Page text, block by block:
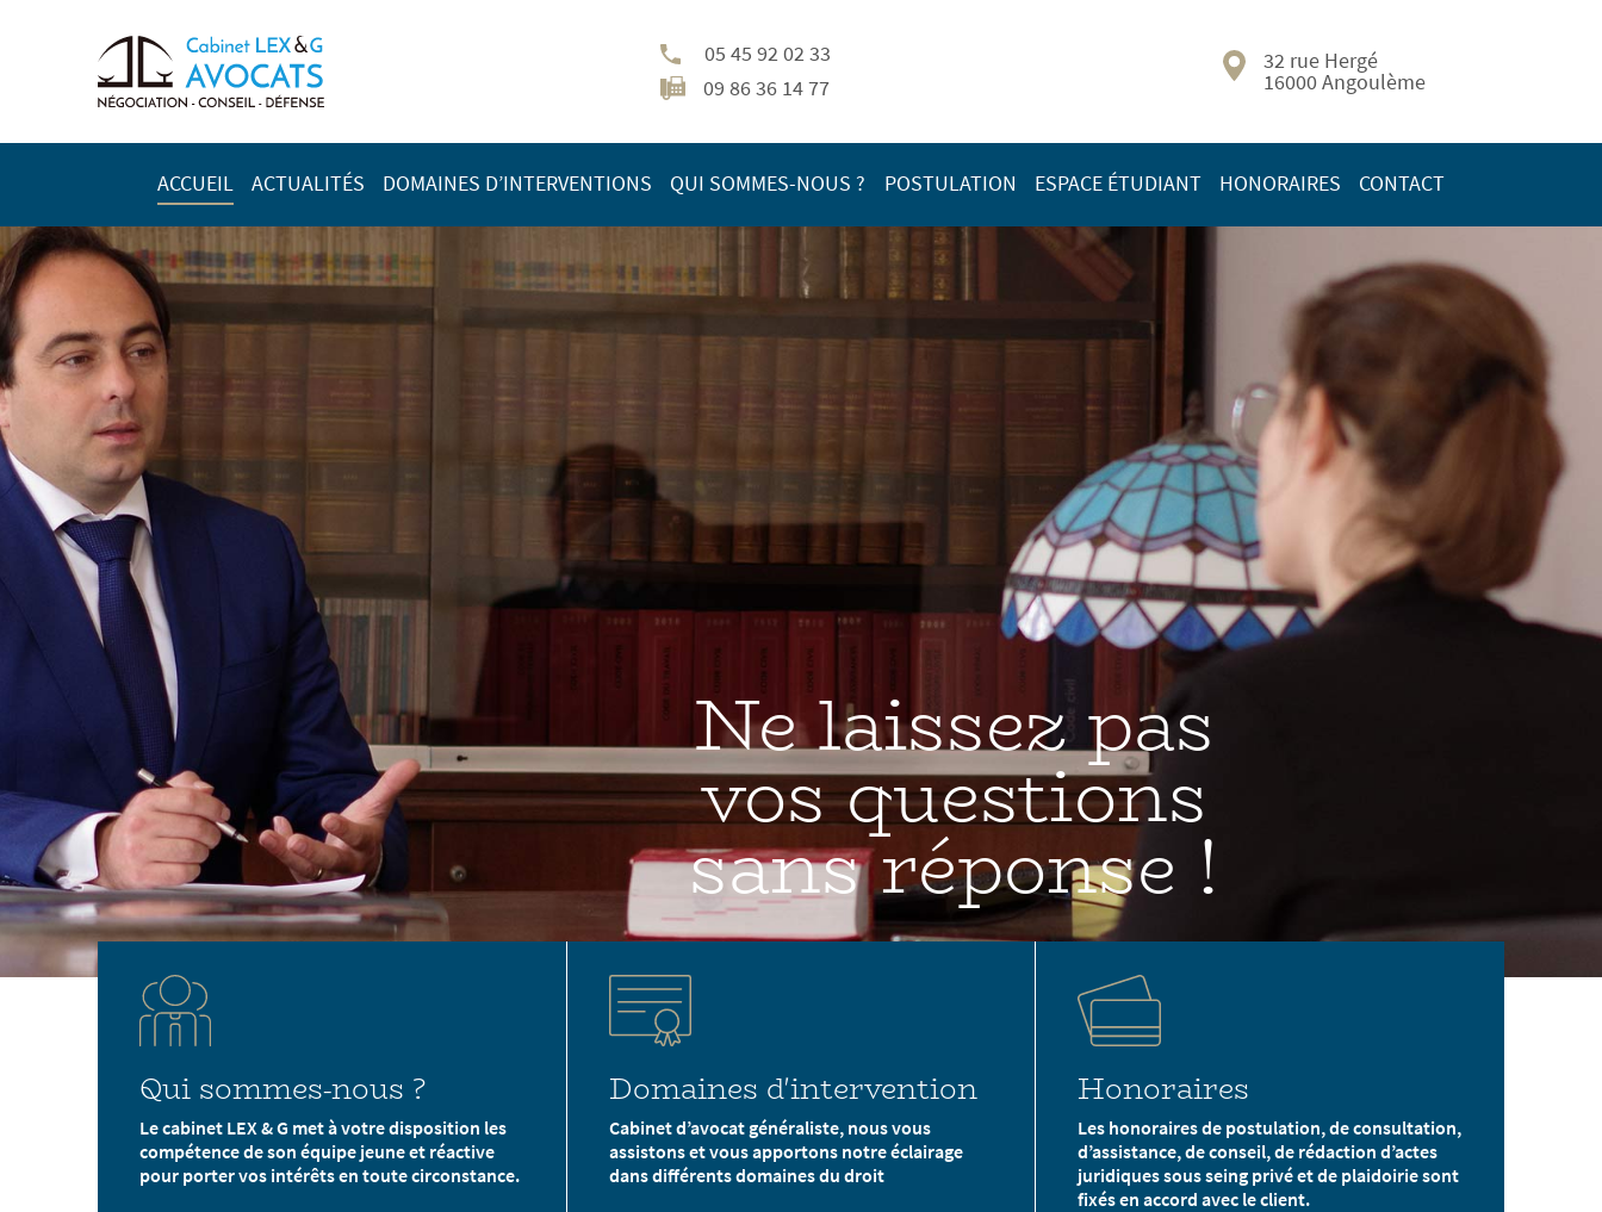
05 45 92 02 33
09 86 36 14 77
32 rue Hergé
16000 Angoulème
ACCUEIL ACTUALITÉS DOMAINES D’INTERVENTIONS QUI SOMMES-NOUS ? POSTULATION ESPACE ÉTUDIANT HONORAIRES CONTACT
Ne laissez pas
vos questions
sans réponse !
Parlez-en avec votre avocat du barreau de la
Charente à Angoulême.
Qui sommes-nous ?
Le cabinet LEX & G met à votre disposition les
compétence de son équipe jeune et réactive
pour porter vos intérêts en toute circonstance.
Domaines d'intervention
Cabinet d’avocat généraliste, nous vous
assistons et vous apportons notre éclairage
dans différents domaines du droit
Honoraires
Les honoraires de postulation, de consultation,
d’assistance, de conseil, de rédaction d’actes
juridiques sous seing privé et de plaidoirie sont
fixés en accord avec le client.